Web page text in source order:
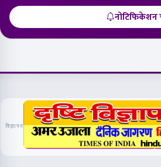
विज्ञापन